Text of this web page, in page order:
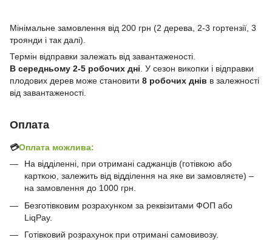
Мінімальне замовлення від 200 грн (2 дерева, 2-3 гортензії, 3
троянди і так далі).
Термін відправки залежать від завантаженості.
В середньому 2-5 робочих дні . У сезон викопки і відправки
плодових дерев може становити 8 робочих днів в залежності
від завантаженості.
Оплата
💳Оплата можлива:
На відділенні, при отримані саджанців (готівкою або
карткою, залежить від відділення на яке ви замовляєте) –
на замовлення до 1000 грн.
Безготівковим розрахунком за реквізитами ФОП або
LiqPay.
Готівковий розрахунок при отримані самовивозу.